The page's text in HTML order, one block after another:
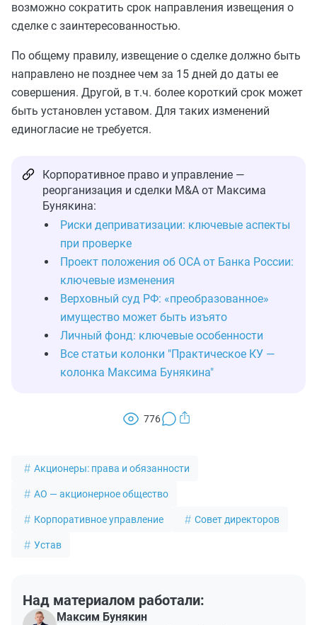
возможно сократить срок направления извещения о
сделке с заинтересованностью.
По общему правилу, извещение о сделке должно быть
направлено не позднее чем за 15 дней до даты ее
совершения. Другой, в т.ч. более короткий срок может
быть установлен уставом. Для таких изменений
единогласие не требуется.
Корпоративное право и управление —
реорганизация и сделки M&A от Максима
Бунякина:
Риски деприватизации: ключевые аспекты
при проверке
Проект положения об ОСА от Банка России:
ключевые изменения
Верховный суд РФ: «преобразованное»
имущество может быть изъято
Личный фонд: ключевые особенности
Все статьи колонки "Практическое КУ —
колонка Максима Бунякина"
776
Акционеры: права и обязанности
АО — акционерное общество
Корпоративное управление Совет директоров
Устав
Над материалом работали:
Максим Бунякин